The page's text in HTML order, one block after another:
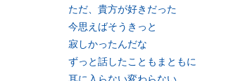
ただ、貴方が好きだった
今思えばそうきっと
寂しかったんだな
ずっと話したこともまともに
耳に入らない変わらない